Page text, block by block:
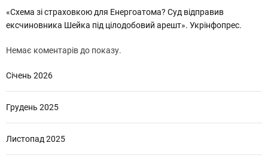
«Схема зі страховкою для Енергоатома? Суд відправив
ексчиновника Шейка під цілодобовий арешт». Укрінфопрес.
Немає коментарів до показу.
Січень 2026
Грудень 2025
Листопад 2025